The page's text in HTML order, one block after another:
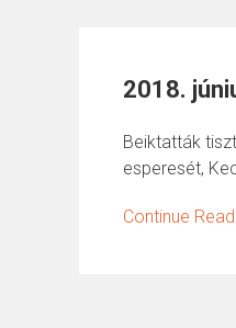
2018.
Beiktatták
esperesét,
Continue